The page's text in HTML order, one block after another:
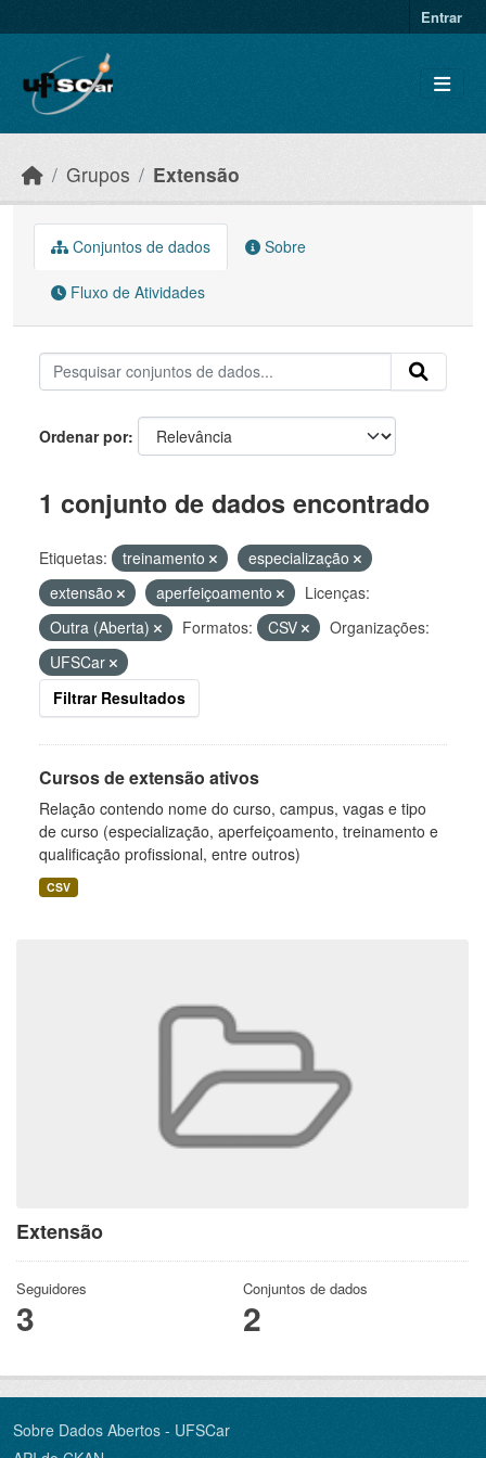
Entrar
Grupos Extensão
Extensão
Seguidores
3
Conjuntos de dados
2
Conjuntos de dados Sobre
Fluxo de Atividades
Ordenar por
1 conjunto de dados encontrado
Etiquetas: treinamento
especialização
extensão
aperfeiçoamento
Licenças:
Outra (Aberta)
Formatos: CSV
Organizações:
UFSCar
Filtrar Resultados
Cursos de extensão ativos
Relação contendo nome do curso, campus, vagas e tipo
de curso (especialização, aperfeiçoamento, treinamento e
qualificação profissional, entre outros)
CSV
Sobre Dados Abertos - UFSCar